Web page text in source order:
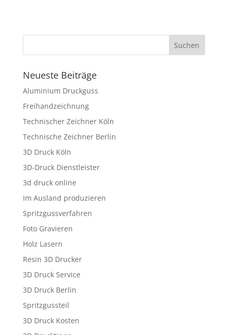
Neueste Beiträge
Aluminium Druckguss
Freihandzeichnung
Technischer Zeichner Köln
Technische Zeichner Berlin
3D Druck Köln
3D-Druck Dienstleister
3d druck online
Im Ausland produzieren
Spritzgussverfahren
Foto Gravieren
Holz Lasern
Resin 3D Drucker
3D Druck Service
3D Druck Berlin
Spritzgussteil
3D Druck Kosten